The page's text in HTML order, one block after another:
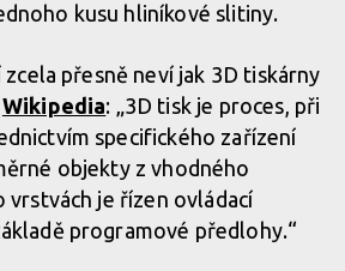
kusu hliníkové slitiny.
přesně neví jak 3D tiskárny
Wikipedia: „3D tisk je proces, při
specifického zařízení
objekty z vhodného
vrstvách je řízen ovládací
programové předlohy.“